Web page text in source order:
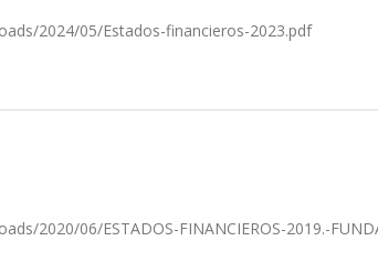
2024/05/Estados-financieros-2023.pdf
2020/06/ESTADOS-FINANCIEROS-2019.-